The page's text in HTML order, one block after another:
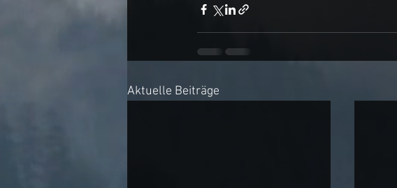
Aktuelle Beiträge